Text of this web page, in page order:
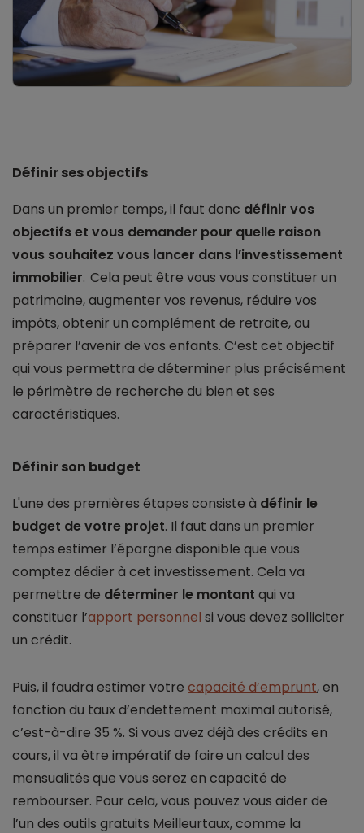
Définir ses objectifs
Dans un premier temps, il faut donc définir vos
objectifs et vous demander pour quelle raison
vous souhaitez vous lancer dans l’investissement
immobilier. Cela peut être vous vous constituer un
patrimoine, augmenter vos revenus, réduire vos
impôts, obtenir un complément de retraite, ou
préparer l’avenir de vos enfants. C’est cet objectif
qui vous permettra de déterminer plus précisément
le périmètre de recherche du bien et ses
caractéristiques.
Définir son budget
L'une des premières étapes consiste à définir le
budget de votre projet. Il faut dans un premier
temps estimer l’épargne disponible que vous
comptez dédier à cet investissement. Cela va
permettre de déterminer le montant qui va
constituer l’apport personnel si vous devez solliciter
un crédit.
Puis, il faudra estimer votre capacité d’emprunt, en
fonction du taux d’endettement maximal autorisé,
c’est-à-dire 35 %. Si vous avez déjà des crédits en
cours, il va être impératif de faire un calcul des
mensualités que vous serez en capacité de
rembourser. Pour cela, vous pouvez vous aider de
l’un des outils gratuits Meilleurtaux, comme la